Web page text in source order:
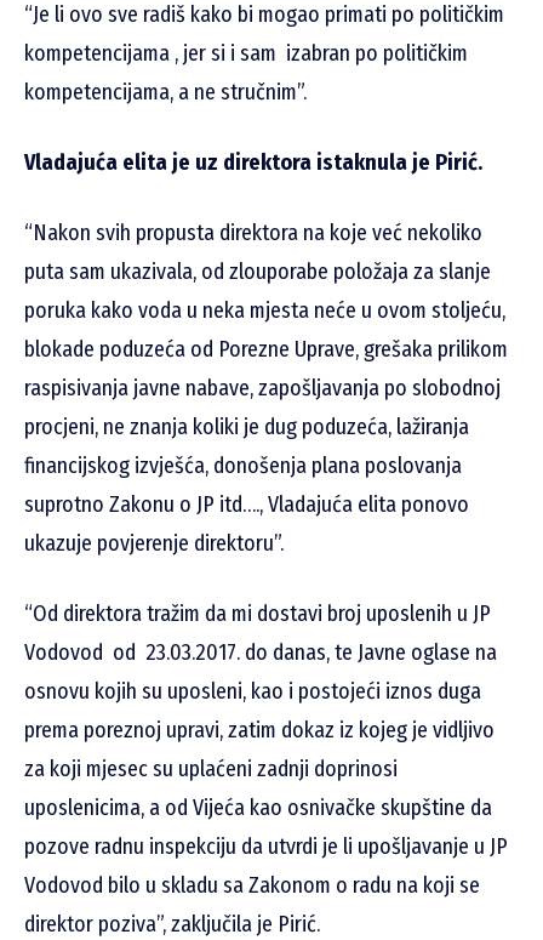
“Je li ovo sve radiš kako bi mogao primati po političkim
kompetencijama , jer si i sam izabran po političkim
kompetencijama, a ne stručnim”.
Vladajuća elita je uz direktora istaknula je Pirić.
“Nakon svih propusta direktora na koje već nekoliko
puta sam ukazivala, od zlouporabe položaja za slanje
poruka kako voda u neka mjesta neće u ovom stoljeću,
blokade poduzeća od Porezne Uprave, grešaka prilikom
raspisivanja javne nabave, zapošljavanja po slobodnoj
procjeni, ne znanja koliki je dug poduzeća, lažiranja
financijskog izvješća, donošenja plana poslovanja
suprotno Zakonu o JP itd…., Vladajuća elita ponovo
ukazuje povjerenje direktoru”.
“Od direktora tražim da mi dostavi broj uposlenih u JP
Vodovod od 23.03.2017. do danas, te Javne oglase na
osnovu kojih su uposleni, kao i postojeći iznos duga
prema poreznoj upravi, zatim dokaz iz kojeg je vidljivo
za koji mjesec su uplaćeni zadnji doprinosi
uposlenicima, a od Vijeća kao osnivačke skupštine da
pozove radnu inspekciju da utvrdi je li upošljavanje u JP
Vodovod bilo u skladu sa Zakonom o radu na koji se
direktor poziva”, zaključila je Pirić.